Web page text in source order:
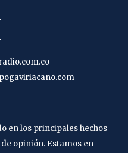
en los principales hechos
opinión. Estamos en